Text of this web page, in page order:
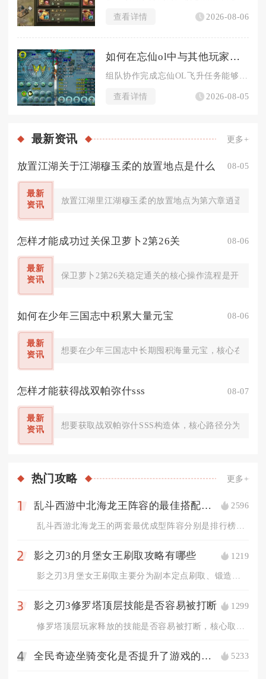
查看详情 2026-08-06
如何在忘仙ol中与其他玩家共同完成飞升任务
查看详情 2026-08-05
最新资讯 更多+
放置江湖关于江湖穆玉柔的放置地点是什么 08-05
最新
资讯
放置江湖里江湖穆玉柔的放置地点为第六章逍遥林
怎样才能成功过关保卫萝卜2第26关 08-06
最新
资讯
保卫萝卜2第26关稳定通关的核心操作流程是开局极
如何在少年三国志中积累大量元宝 08-06
最新
资讯
想要在少年三国志中长期囤积海量元宝，核心在于
怎样才能获得战双帕弥什sss 08-07
最新
资讯
想要获取战双帕弥什SSS构造体，核心路径分为定
热门攻略 更多+
乱斗西游中北海龙王阵容的最佳搭配是什么 2596
2 影之刃3的月堡女王刷取攻略有哪些 1219
影之刃3月堡女王刷取主要分为副本定点刷取、锻造合成、无尽劫境...
3 影之刃3修罗塔顶层技能是否容易被打断 1299
4 全民奇迹坐骑变化是否提升了游戏的视觉效果 5233